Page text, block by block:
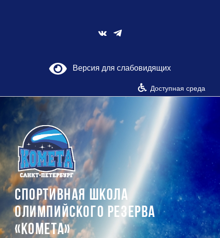
Vk
Версия для слабовидящих
Доступная среда
СПОРТИВНАЯ ШКОЛА
ОЛИМПИЙСКОГО РЕЗЕРВА
«КОМЕТА»